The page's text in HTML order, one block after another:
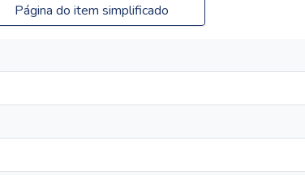
Página do item simplificado